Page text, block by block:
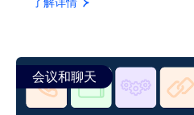
view: 聊天应用快捷指南：充分
会议和聊天